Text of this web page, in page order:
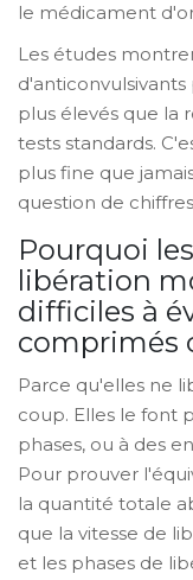
le médicament
Les études
plus élevés que la
tests standards.
plus fine que
question de
Pourquoi
libération
difficiles à
comprimés
Parce qu'elles ne
coup. Elles le font
phases, ou à des
Pour prouver
la quantité totale
que la vitesse de
et les phases de